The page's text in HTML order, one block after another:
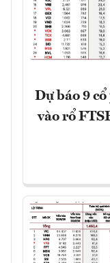
Dự báo 9
vào rổ